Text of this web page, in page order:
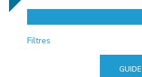
Filtres
GUIDE